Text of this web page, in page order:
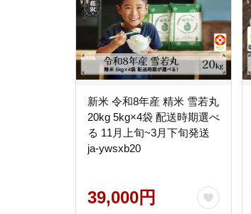
新米 令和8年産 精米 雪若丸
20kg 5kg×4袋 配送時期選べ
る 11月上旬~3月下旬発送
ja-ywsxb20
39,000円